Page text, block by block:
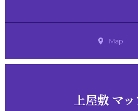
Map
上屋敷 マ